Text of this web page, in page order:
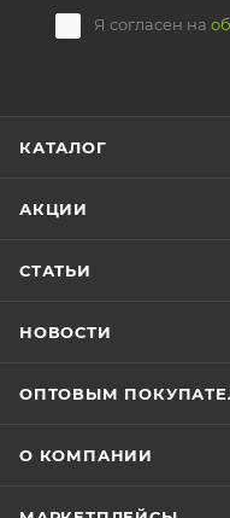
Я согласен на
КАТАЛОГ
АКЦИИ
СТАТЬИ
НОВОСТИ
ОПТОВЫМ
О КОМПАНИИ